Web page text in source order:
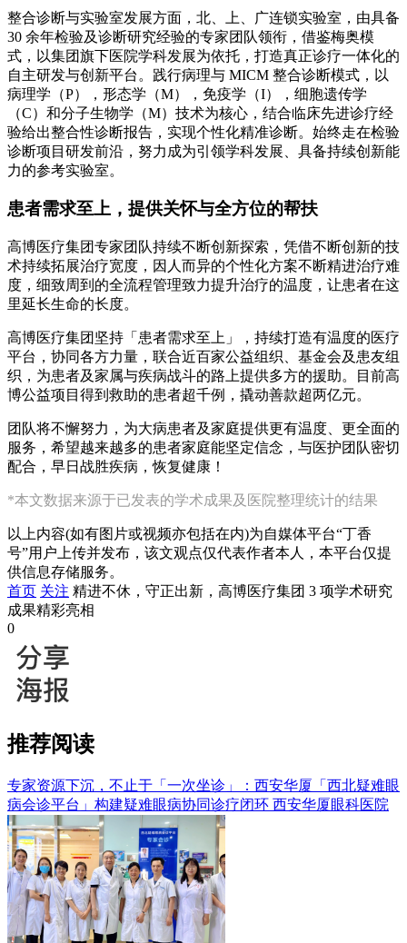
整合诊断与实验室发展方面，北、上、广连锁实验室，由具备
30 余年检验及诊断研究经验的专家团队领衔，借鉴梅奥模
式，以集团旗下医院学科发展为依托，打造真正诊疗一体化的
自主研发与创新平台。践行病理与 MICM 整合诊断模式，以
病理学（P），形态学（M），免疫学（I），细胞遗传学
（C）和分子生物学（M）技术为核心，结合临床先进诊疗经
验给出整合性诊断报告，实现个性化精准诊断。始终走在检验
诊断项目研发前沿，努力成为引领学科发展、具备持续创新能
力的参考实验室。
患者需求至上，提供关怀与全方位的帮扶
高博医疗集团专家团队持续不断创新探索，凭借不断创新的技
术持续拓展治疗宽度，因人而异的个性化方案不断精进治疗难
度，细致周到的全流程管理致力提升治疗的温度，让患者在这
里延长生命的长度。
高博医疗集团坚持「患者需求至上」，持续打造有温度的医疗
平台，协同各方力量，联合近百家公益组织、基金会及患友组
织，为患者及家属与疾病战斗的路上提供多方的援助。目前高
博公益项目得到救助的患者超千例，撬动善款超两亿元。
团队将不懈努力，为大病患者及家庭提供更有温度、更全面的
服务，希望越来越多的患者家庭能坚定信念，与医护团队密切
配合，早日战胜疾病，恢复健康！
*本文数据来源于已发表的学术成果及医院整理统计的结果
以上内容(如有图片或视频亦包括在内)为自媒体平台“丁香
号”用户上传并发布，该文观点仅代表作者本人，本平台仅提
供信息存储服务。
首页 关注 精进不休，守正出新，高博医疗集团 3 项学术研究
成果精彩亮相
0
推荐阅读
专家资源下沉，不止于「一次坐诊」：西安华厦「西北疑难眼
病会诊平台」构建疑难眼病协同诊疗闭环 西安华厦眼科医院